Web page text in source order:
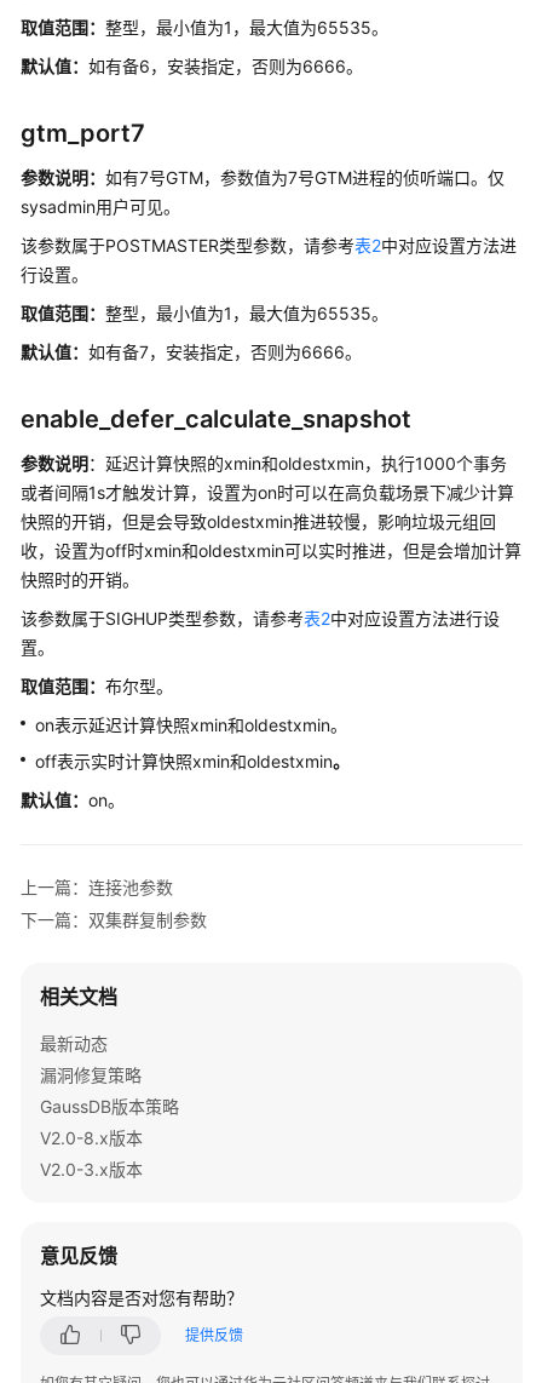
任
程
池
恢
复
AI
特
性
Global
SysCache
留
数
发
（集
中
2.x）
M-
Compatibility
开
发
指
式
_V2.0-
10.x）
M-
取值范围： 整型，最小值为1，最大值为65535。
默认值： 如有备6，安装指定，否则为6666。
gtm_port7
参数说明： 如有7号GTM，参数值为7号GTM进程的侦听端口。仅
sysadmin用户可见。
该参数属于POSTMASTER类型参数，请参考表2中对应设置方法进
行设置。
取值范围： 整型，最小值为1，最大值为65535。
默认值： 如有备7，安装指定，否则为6666。
enable_defer_calculate_snapshot
参数说明：延迟计算快照的xmin和oldestxmin，执行1000个事务
或者间隔1s才触发计算，设置为on时可以在高负载场景下减少计算
快照的开销，但是会导致oldestxmin推进较慢，影响垃圾元组回
收，设置为off时xmin和oldestxmin可以实时推进，但是会增加计算
快照时的开销。
该参数属于SIGHUP类型参数，请参考表2中对应设置方法进行设
置。
取值范围： 布尔型。
on表示延迟计算快照xmin和oldestxmin。
off表示实时计算快照xmin和oldestxmin。
默认值： on。
上一篇：连接池参数
下一篇：双集群复制参数
相关文档
最新动态
漏洞修复策略
GaussDB版本策略
V2.0-8.x版本
V2.0-3.x版本
意见反馈
文档内容是否对您有帮助？
提供反馈